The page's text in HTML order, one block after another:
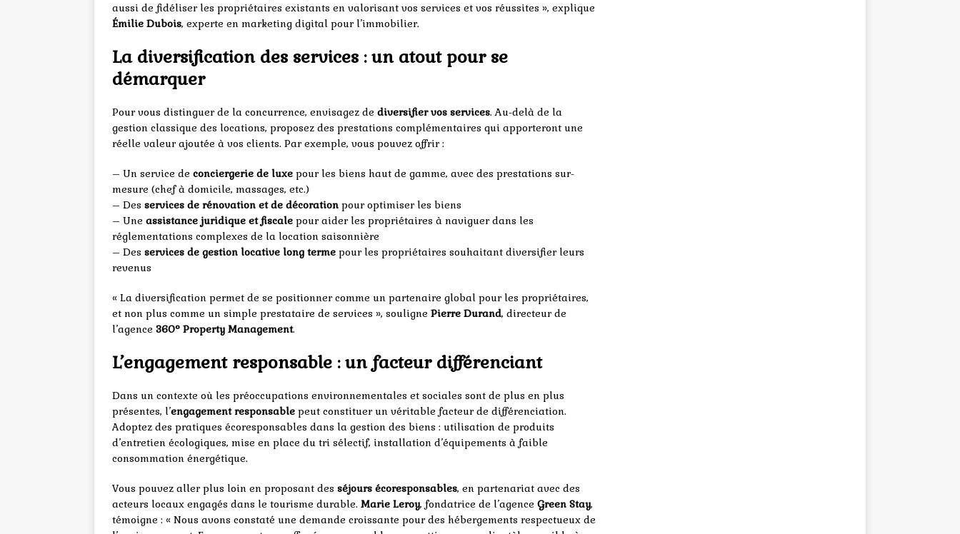
aussi de fidéliser les propriétaires existants en valorisant vos services et vos réussites », explique
Émilie Dubois, experte en marketing digital pour l’immobilier.
La diversification des services : un atout pour se
démarquer
Pour vous distinguer de la concurrence, envisagez de diversifier vos services. Au-delà de la
gestion classique des locations, proposez des prestations complémentaires qui apporteront une
réelle valeur ajoutée à vos clients. Par exemple, vous pouvez offrir :
– Un service de conciergerie de luxe pour les biens haut de gamme, avec des prestations sur-
mesure (chef à domicile, massages, etc.)
– Des services de rénovation et de décoration pour optimiser les biens
– Une assistance juridique et fiscale pour aider les propriétaires à naviguer dans les
réglementations complexes de la location saisonnière
– Des services de gestion locative long terme pour les propriétaires souhaitant diversifier leurs
revenus
« La diversification permet de se positionner comme un partenaire global pour les propriétaires,
et non plus comme un simple prestataire de services », souligne Pierre Durand, directeur de
l’agence 360° Property Management.
L’engagement responsable : un facteur différenciant
Dans un contexte où les préoccupations environnementales et sociales sont de plus en plus
présentes, l’engagement responsable peut constituer un véritable facteur de différenciation.
Adoptez des pratiques écoresponsables dans la gestion des biens : utilisation de produits
d’entretien écologiques, mise en place du tri sélectif, installation d’équipements à faible
consommation énergétique.
Vous pouvez aller plus loin en proposant des séjours écoresponsables, en partenariat avec des
acteurs locaux engagés dans le tourisme durable. Marie Leroy, fondatrice de l’agence Green Stay,
témoigne : « Nous avons constaté une demande croissante pour des hébergements respectueux de